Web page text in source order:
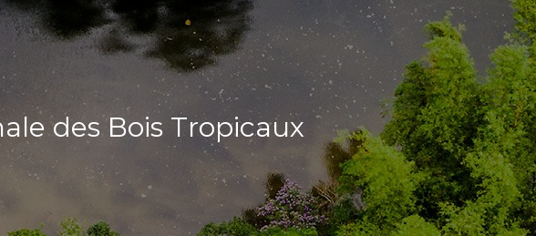
des Bois Tropicaux